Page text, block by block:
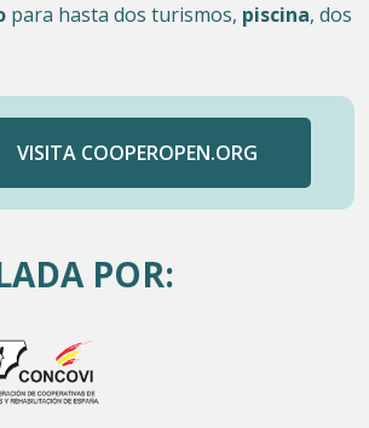
para hasta dos turismos, piscina, dos
VISITA COOPEROPEN.ORG
POR: